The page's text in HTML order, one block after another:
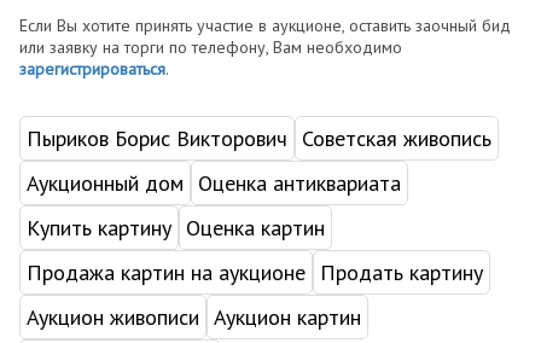
Если Вы хотите принять участие в аукционе, оставить заочный бид
или заявку на торги по телефону, Вам необходимо
зарегистрироваться.
Пыриков Борис Викторович
Советская живопись
Аукционный дом
Оценка антиквариата
Купить картину Оценка картин
Продажа картин на аукционе
Продать картину
Аукцион живописи Аукцион картин